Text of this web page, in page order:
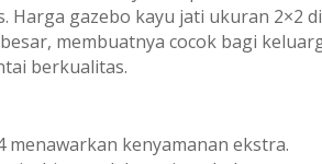
Harga gazebo kayu jati ukuran 2×2 di
membuatnya cocok bagi
berkualitas.
kenyamanan ekstra.